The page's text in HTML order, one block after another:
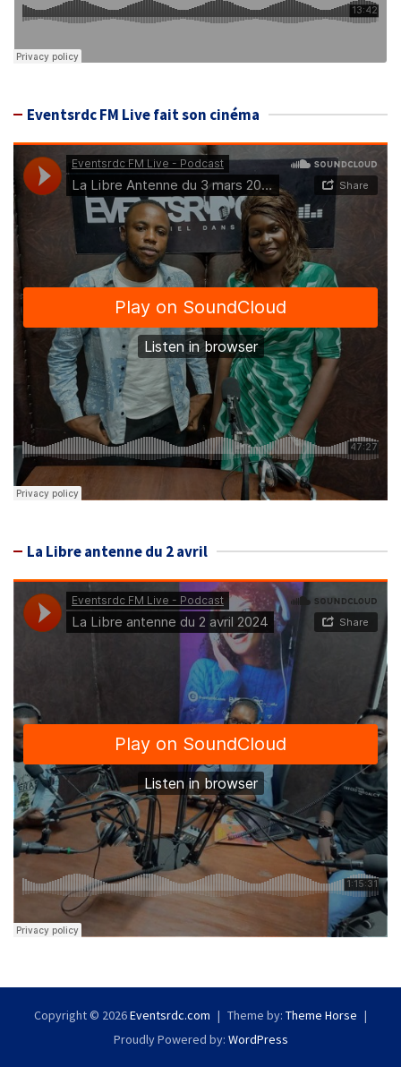
Eventsrdc FM Live fait son cinéma
La Libre antenne du 2 avril
Copyright © 2026Eventsrdc.com Theme by: Theme Horse
Proudly Powered by: WordPress